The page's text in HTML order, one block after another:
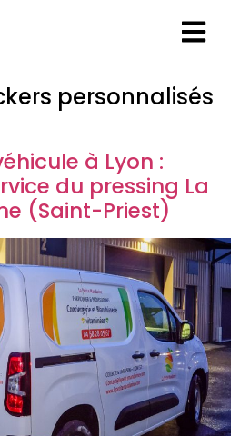
personnalisés
à Lyon :
du pressing La
(Saint-Priest)